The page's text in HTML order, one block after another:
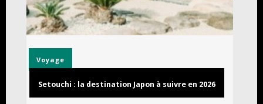
Voyage
Setouchi : la destination Japon à suivre en 2026